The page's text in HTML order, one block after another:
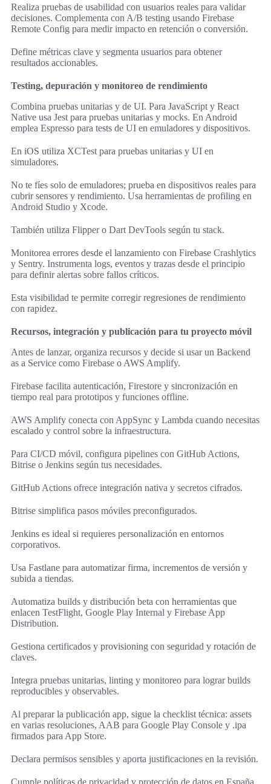
Realiza pruebas de usabilidad con usuarios reales para validar
decisiones. Complementa con A/B testing usando Firebase
Remote Config para medir impacto en retención o conversión.
Define métricas clave y segmenta usuarios para obtener
resultados accionables.
Testing, depuración y monitoreo de rendimiento
Combina pruebas unitarias y de UI. Para JavaScript y React
Native usa Jest para pruebas unitarias y mocks. En Android
emplea Espresso para tests de UI en emuladores y dispositivos.
En iOS utiliza XCTest para pruebas unitarias y UI en
simuladores.
No te fíes solo de emuladores; prueba en dispositivos reales para
cubrir sensores y rendimiento. Usa herramientas de profiling en
Android Studio y Xcode.
También utiliza Flipper o Dart DevTools según tu stack.
Monitorea errores desde el lanzamiento con Firebase Crashlytics
y Sentry. Instrumenta logs, eventos y trazas desde el principio
para definir alertas sobre fallos críticos.
Esta visibilidad te permite corregir regresiones de rendimiento
con rapidez.
Recursos, integración y publicación para tu proyecto móvil
Antes de lanzar, organiza recursos y decide si usar un Backend
as a Service como Firebase o AWS Amplify.
Firebase facilita autenticación, Firestore y sincronización en
tiempo real para prototipos y funciones offline.
AWS Amplify conecta con AppSync y Lambda cuando necesitas
escalado y control sobre la infraestructura.
Para CI/CD móvil, configura pipelines con GitHub Actions,
Bitrise o Jenkins según tus necesidades.
GitHub Actions ofrece integración nativa y secretos cifrados.
Bitrise simplifica pasos móviles preconfigurados.
Jenkins es ideal si requieres personalización en entornos
corporativos.
Usa Fastlane para automatizar firma, incrementos de versión y
subida a tiendas.
Automatiza builds y distribución beta con herramientas que
enlacen TestFlight, Google Play Internal y Firebase App
Distribution.
Gestiona certificados y provisioning con seguridad y rotación de
claves.
Integra pruebas unitarias, linting y monitoreo para lograr builds
reproducibles y observables.
Al preparar la publicación app, sigue la checklist técnica: assets
en varias resoluciones, AAB para Google Play Console y .ipa
firmados para App Store.
Declara permisos sensibles y aporta justificaciones en la revisión.